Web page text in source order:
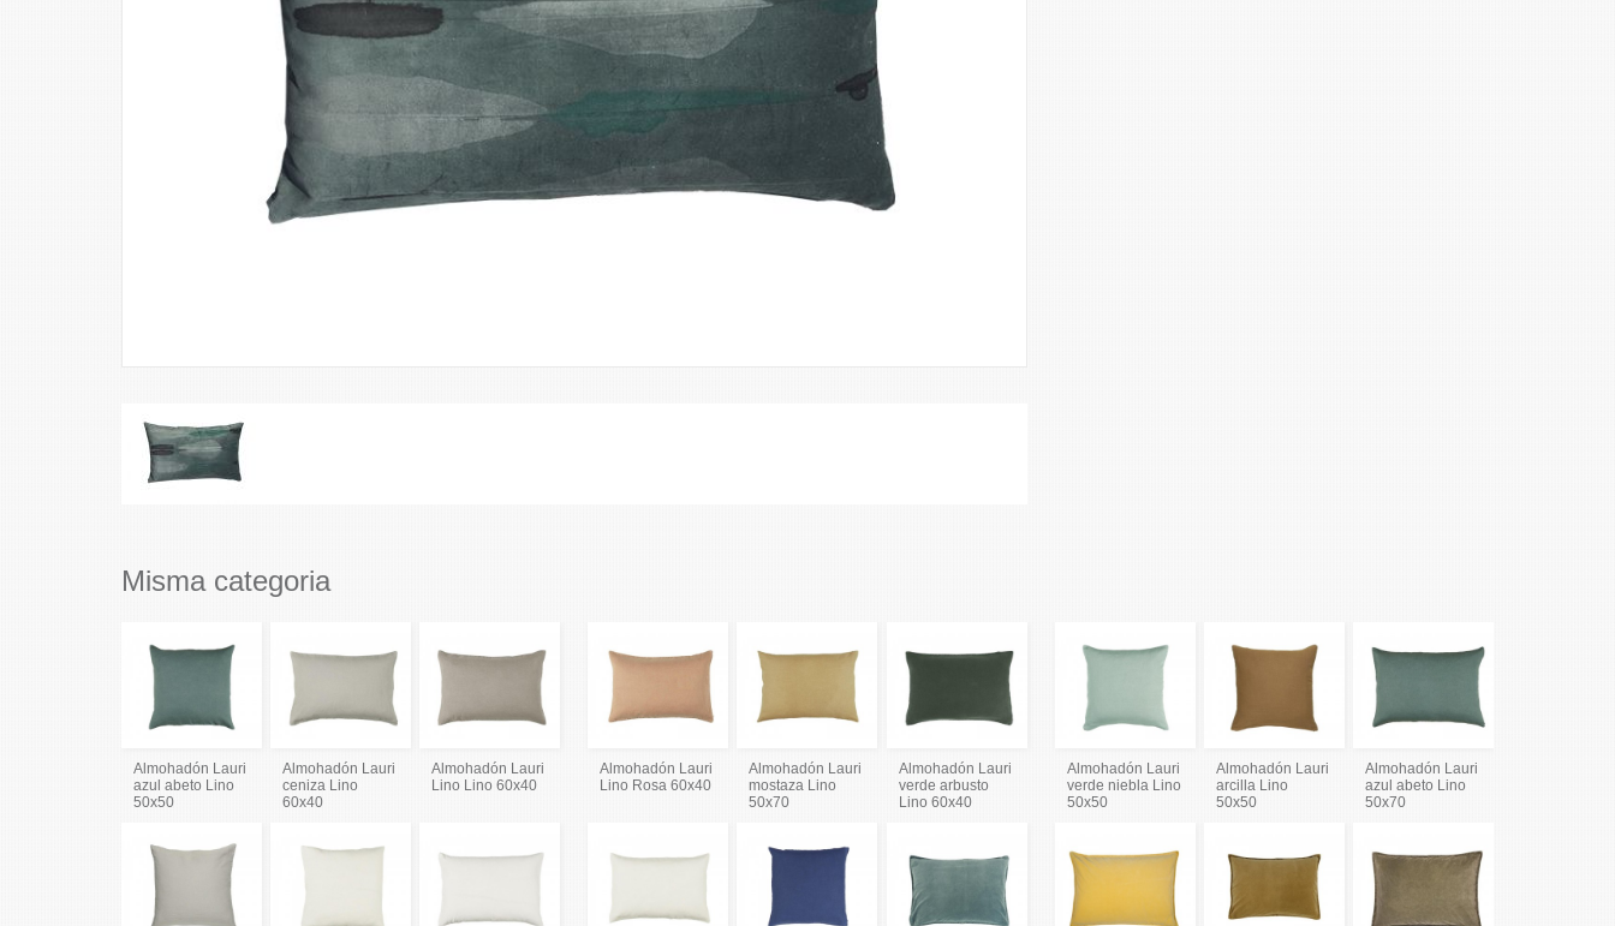
Misma categoria
Almohadón Lauri
azul abeto Lino
50x50
Almohadón Lauri
ceniza Lino
60x40
Almohadón Lauri
Lino Lino 60x40
Almohadón Lauri
Lino Rosa 60x40
Almohadón Lauri
mostaza Lino
50x70
Almohadón Lauri
verde arbusto
Lino 60x40
Almohadón Lauri
verde niebla Lino
50x50
Almohadón Lauri
arcilla Lino
50x50
Almohadón Lauri
azul abeto Lino
50x70